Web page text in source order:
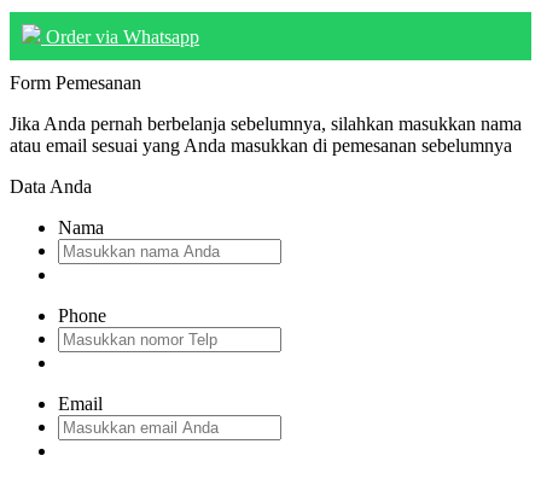
Order via Whatsapp
Form Pemesanan
Jika Anda pernah berbelanja sebelumnya, silahkan masukkan nama
atau email sesuai yang Anda masukkan di pemesanan sebelumnya
Data Anda
Nama
Phone
Email